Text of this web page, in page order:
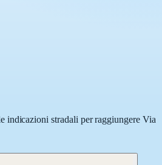
indicazioni stradali per raggiungere Via